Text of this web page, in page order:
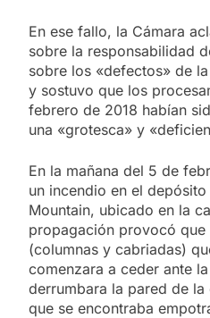
En ese fallo, la Cámara
sobre la responsabilidad
sobre los «defectos» de
y sostuvo que los
febrero de 2018 habían
una «grotesca» y
En la mañana del 5 de
un incendio en el
Mountain, ubicado en la
propagación provocó que
(columnas y cabriadas)
comenzara a ceder ante
derrumbara la pared de
que se encontraba